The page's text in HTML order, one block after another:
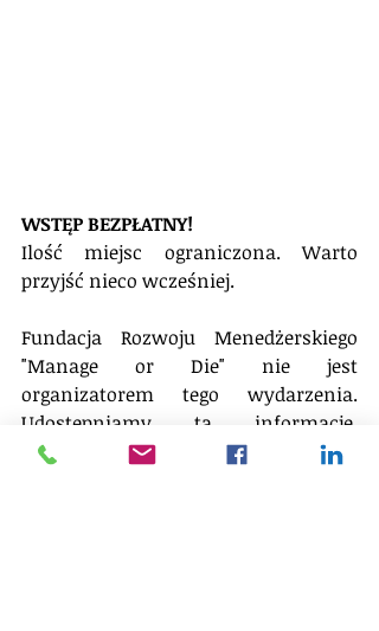
WSTĘP BEZPŁATNY!
Ilość miejsc ograniczona. Warto
przyjść nieco wcześniej.
Fundacja Rozwoju Menedżerskiego
"Manage or Die" nie jest
organizatorem tego wydarzenia.
Udostępniamy tą informację,
ponieważ wierzymy w jego wartość